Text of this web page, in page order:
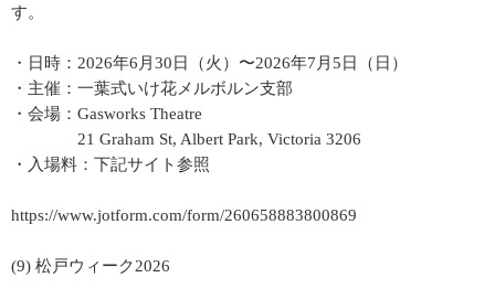
す。
・日時：2026年6月30日（火）〜2026年7月5日（日）
・主催：一葉式いけ花メルボルン支部
・会場：Gasworks Theatre
21 Graham St, Albert Park, Victoria 3206
・入場料：下記サイト参照
https://www.jotform.com/form/260658883800869
(9) 松戸ウィーク2026